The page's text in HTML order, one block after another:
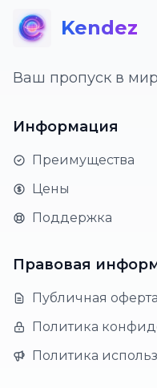
Kendez
Ваш пропуск в
Информация
Преимущества
Цены
Поддержка
Правовая
Публичная оферта
Политика
Политика